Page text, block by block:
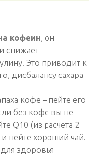
кофеин , он
снижает
Это приводит к
дисбалансу сахара
кофе – пейте его
без кофе вы не
Q10 (из расчета 2
и пейте хороший чай.
здоровья